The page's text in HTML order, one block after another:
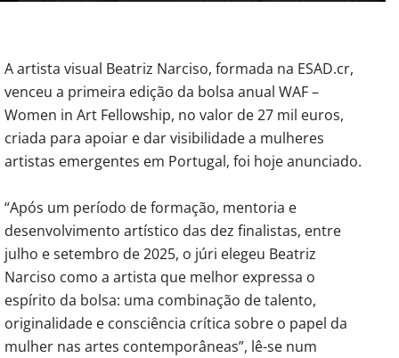
A artista visual Beatriz Narciso, formada na ESAD.cr,
venceu a primeira edição da bolsa anual WAF –
Women in Art Fellowship, no valor de 27 mil euros,
criada para apoiar e dar visibilidade a mulheres
artistas emergentes em Portugal, foi hoje anunciado.
“Após um período de formação, mentoria e
desenvolvimento artístico das dez finalistas, entre
julho e setembro de 2025, o júri elegeu Beatriz
Narciso como a artista que melhor expressa o
espírito da bolsa: uma combinação de talento,
originalidade e consciência crítica sobre o papel da
mulher nas artes contemporâneas”, lê-se num